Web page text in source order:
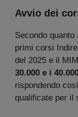
Avvio dei
Secondo
primi corsi
del 2025 e il
30.000 e i
rispondendo
qualificate per il